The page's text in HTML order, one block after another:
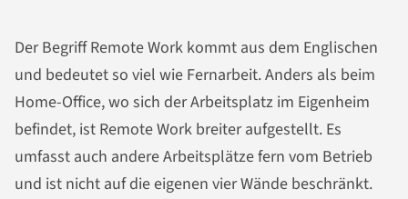
Der Begriff Remote Work kommt aus dem Englischen
und bedeutet so viel wie Fernarbeit. Anders als beim
Home-Office, wo sich der Arbeitsplatz im Eigenheim
befindet, ist Remote Work breiter aufgestellt. Es
umfasst auch andere Arbeitsplätze fern vom Betrieb
und ist nicht auf die eigenen vier Wände beschränkt.